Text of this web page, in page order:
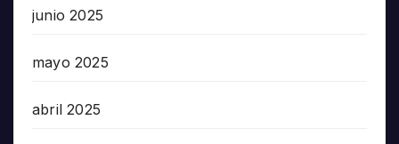
junio 2025
mayo 2025
abril 2025